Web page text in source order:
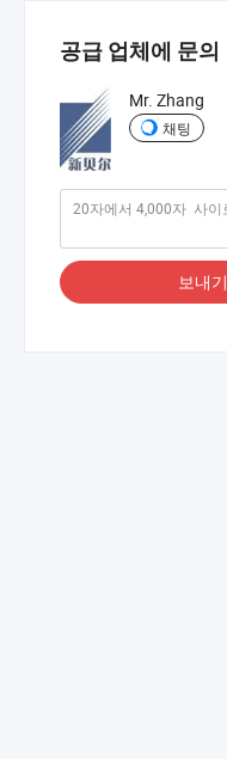
공급 업체에 문의
Mr. Zhang
채팅
보내기